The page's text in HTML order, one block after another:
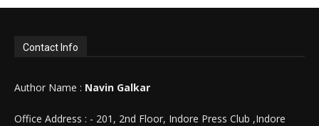
Contact Info
Author Name : Navin Galkar
Office Address : - 201, 2nd Floor, Indore Press Club ,Indore